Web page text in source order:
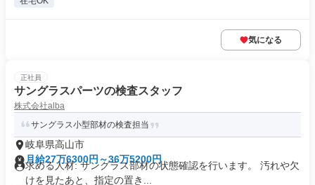
気になる
正社員
サングラスパーツの検査スタッフ
株式会社alba
サングラス小型部材の検査担当
岐阜県高山市
月給27万6300円～36万5200円
求める人材: サングラス部材の状態確認を行います。 汚れや欠
けを見たあと、指定の置き...